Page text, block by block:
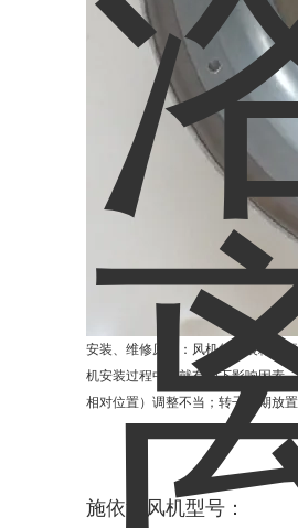
安装、维修原因：风机的安装精度
机安装过程中，就有如下影响因素
相对位置）调整不当；转子长期放
施依洛风机型号：